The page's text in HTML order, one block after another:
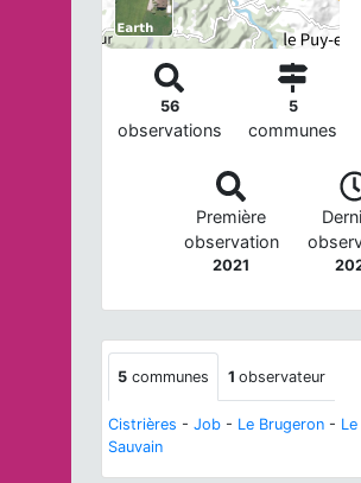
56
observations
5
communes
Première
observation
2021
5 communes 1 observateur
Cistrières - Job - Le Brugeron -
Sauvain